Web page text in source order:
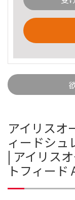
アイリスオ
ィードシュ
| アイリス
トフィード